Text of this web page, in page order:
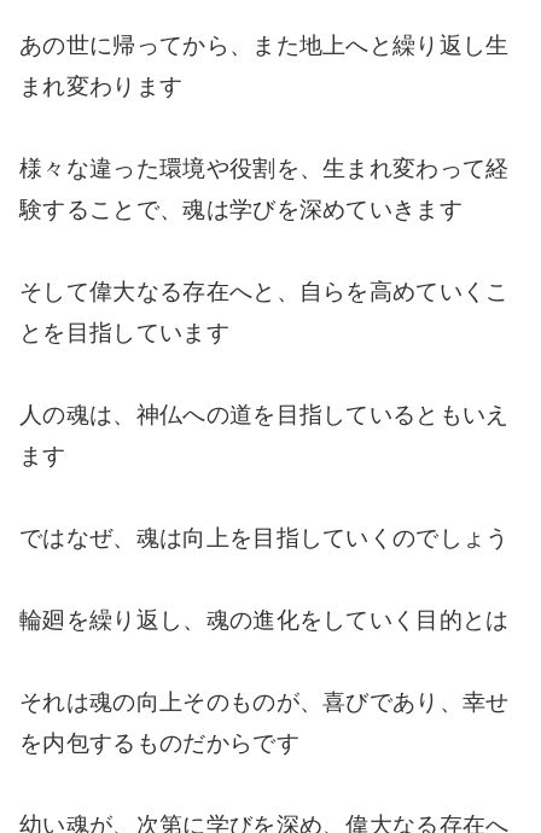
あの世に帰ってから、また地上へと繰り返し生
まれ変わります
様々な違った環境や役割を、生まれ変わって経
験することで、魂は学びを深めていきます
そして偉大なる存在へと、自らを高めていくこ
とを目指しています
人の魂は、神仏への道を目指しているともいえ
ます
ではなぜ、魂は向上を目指していくのでしょう
輪廻を繰り返し、魂の進化をしていく目的とは
それは魂の向上そのものが、喜びであり、幸せ
を内包するものだからです
幼い魂が、次第に学びを深め、偉大なる存在へ